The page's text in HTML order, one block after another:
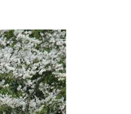
ICHIJO